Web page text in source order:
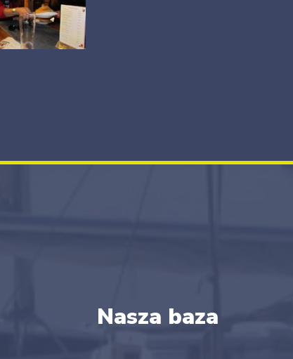
Nasza baza